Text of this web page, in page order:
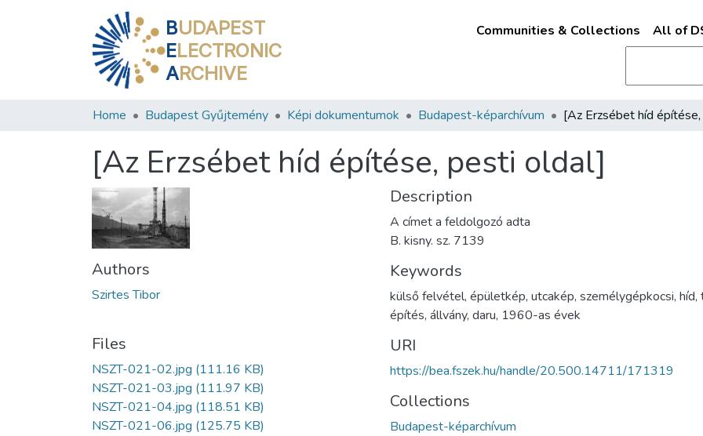
BUDAPEST
ELECTRONIC
ARCHIVE
Communities & Collections All of
Home Budapest Gyűjtemény Képi dokumentumok Budapest-képarchívum
[Az Erzsébet híd építése, pesti oldal]
Authors
Szirtes Tibor
Files
NSZT-021-02.jpg (111.16 KB)
NSZT-021-03.jpg (111.97 KB)
NSZT-021-04.jpg (118.51 KB)
NSZT-021-06.jpg (125.75 KB)
Description
A címet a feldolgozó adta
B. kisny. sz. 7139
Keywords
külső felvétel, épületkép, utcakép, személygépkocsi, híd,
építés, állvány, daru, 1960-as évek
URI
https://bea.fszek.hu/handle/20.500.14711/171319
Collections
Budapest-képarchívum